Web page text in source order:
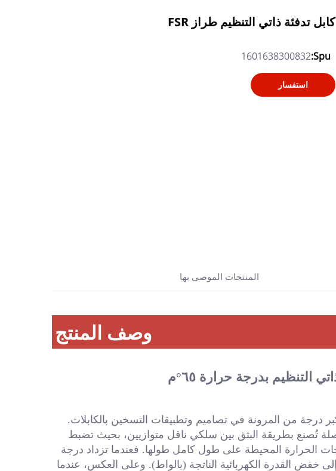
كابل تدفئة ذاتي التنظيم طراز FSR
Spu:
1601638300832
استفسار
المنتجات الموصى بها
وصف المنتج